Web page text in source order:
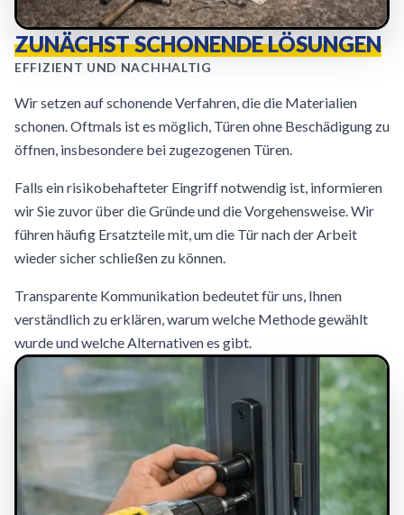
ZUNÄCHST SCHONENDE LÖSUNGEN
EFFIZIENT UND NACHHALTIG
Wir setzen auf schonende Verfahren, die die Materialien
schonen. Oftmals ist es möglich, Türen ohne Beschädigung zu
öffnen, insbesondere bei zugezogenen Türen.
Falls ein risikobehafteter Eingriff notwendig ist, informieren
wir Sie zuvor über die Gründe und die Vorgehensweise. Wir
führen häufig Ersatzteile mit, um die Tür nach der Arbeit
wieder sicher schließen zu können.
Transparente Kommunikation bedeutet für uns, Ihnen
verständlich zu erklären, warum welche Methode gewählt
wurde und welche Alternativen es gibt.